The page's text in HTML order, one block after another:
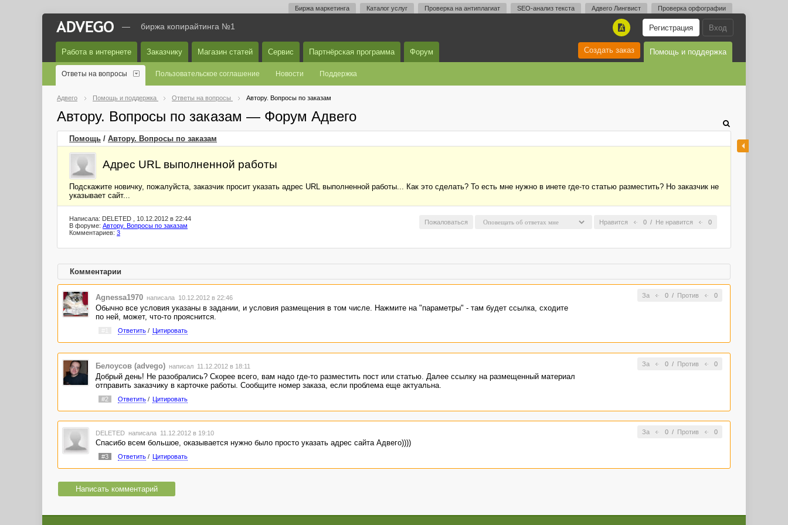
Биржа маркетинга Каталог услуг Проверка на антиплагиат SEO-анализ текста Адвего Лингвист Проверка орфографии
Вход
Регистрация
A
— биржа копирайтинга №1
Работа в интернете Заказчику Магазин статей Сервис Партнёрская программа Форум Помощь и поддержка
Создать заказ
Ответы на вопросы Пользовательское соглашение Новости Поддержка
Адвего Помощь и поддержка Ответы на вопросы Автору. Вопросы по заказам
Автору. Вопросы по заказам — Форум Адвего
Помощь / Автору. Вопросы по заказам
Адрес URL выполненной работы
Подскажите новичку, пожалуйста, заказчик просит указать адрес URL выполненной работы... Как это сделать? То есть мне нужно в инете где-то статью разместить? Но заказчик не
указывает сайт...
Нравится 0 / Не нравится 0
Пожаловаться
Написала: DELETED , 10.12.2012 в 22:44
В форуме: Автору. Вопросы по заказам
Комментариев: 3
Комментарии
За 0/ Против 0
Agnessa1970 написала 10.12.2012 в 22:46
Обычно все условия указаны в задании, и условия размещения в том числе. Нажмите на "параметры" - там будет ссылка, сходите
по ней, может, что-то прояснится.
Ответить/ Цитировать
За 0/ Против 0
Белоусов (advego) написал 11.12.2012 в 18:11
Добрый день! Не разобрались? Скорее всего, вам надо где-то разместить пост или статью. Далее ссылку на размещенный материал
отправить заказчику в карточке работы. Сообщите номер заказа, если проблема еще актуальна.
#2 Ответить/ Цитировать
За 0/ Против 0
DELETED написала 11.12.2012 в 19:10
Спасибо всем большое, оказывается нужно было просто указать адрес сайта Адвего))))
#3 Ответить/ Цитировать
Написать комментарий